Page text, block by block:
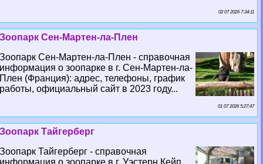
02 07 2026 7:34:11
Зоопарк Сен-Мартен-ла-Плен
Зоопарк Сен-Мартен-ла-Плен - справочная
информация о зоопарке в г. Сен-Мартен-ла-
Плен (Франция): адрес, телефоны, график
работы, официальный сайт в 2023 году...
01 07 2026 5:27:47
Зоопарк Тайгерберг
Зоопарк Тайгерберг - справочная
информация о зоопарке в г. Уэстерн Кейп